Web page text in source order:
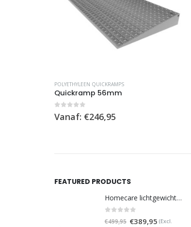
POLYETHYLEEN QUICKRAMPS
Quickramp 56mm
out of 5
Vanaf: €246,95
FEATURED PRODUCTS
Homecare lichtgewicht Rollator van 5,8 kg – Carbon rollator tot 150 kg draaggewicht – Dubbel opvouwbaar en inclusief reistas - Rood
€499,95 Oorspronkelijke
€389,95 Huidige
(Excl.